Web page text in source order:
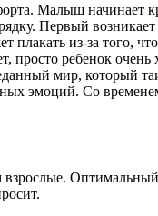
Малыш начинает
Первый
из-за того,
ребенок
мир, который
эмоций. Со